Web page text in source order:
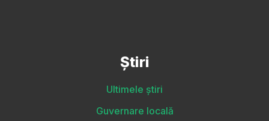
Știri
Ultimele știri
Guvernare locală